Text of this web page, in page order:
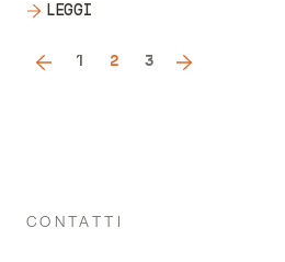
LEGGI
1 2 3
CONTATTI